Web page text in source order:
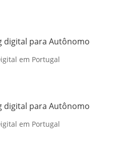
digital para Autônomo
em Portugal
digital para Autônomo
em Portugal